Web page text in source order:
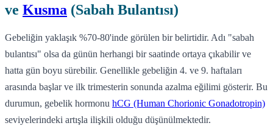
ve Kusma (Sabah Bulantısı)
Gebeliğin yaklaşık %70-80'inde görülen bir belirtidir. Adı "sabah
bulantısı" olsa da günün herhangi bir saatinde ortaya çıkabilir ve
hatta gün boyu sürebilir. Genellikle gebeliğin 4. ve 9. haftaları
arasında başlar ve ilk trimesterin sonunda azalma eğilimi gösterir. Bu
durumun, gebelik hormonu hCG (Human Chorionic Gonadotropin)
seviyelerindeki artışla ilişkili olduğu düşünülmektedir.